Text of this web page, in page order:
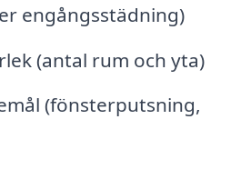
engångsstädning)
(antal rum och yta)
(fönsterputsning,